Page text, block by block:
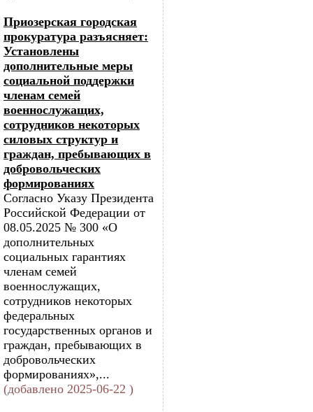
Приозерская городская
прокуратура разъясняет:
Установлены
дополнительные меры
социальной поддержки
членам семей
военнослужащих,
сотрудников некоторых
силовых структур и
граждан, пребывающих в
добровольческих
формированиях
Согласно Указу Президента
Российской Федерации от
08.05.2025 № 300 «О
дополнительных
социальных гарантиях
членам семей
военнослужащих,
сотрудников некоторых
федеральных
государственных органов и
граждан, пребывающих в
добровольческих
формированиях»,...
(добавлено 2025-06-22 )